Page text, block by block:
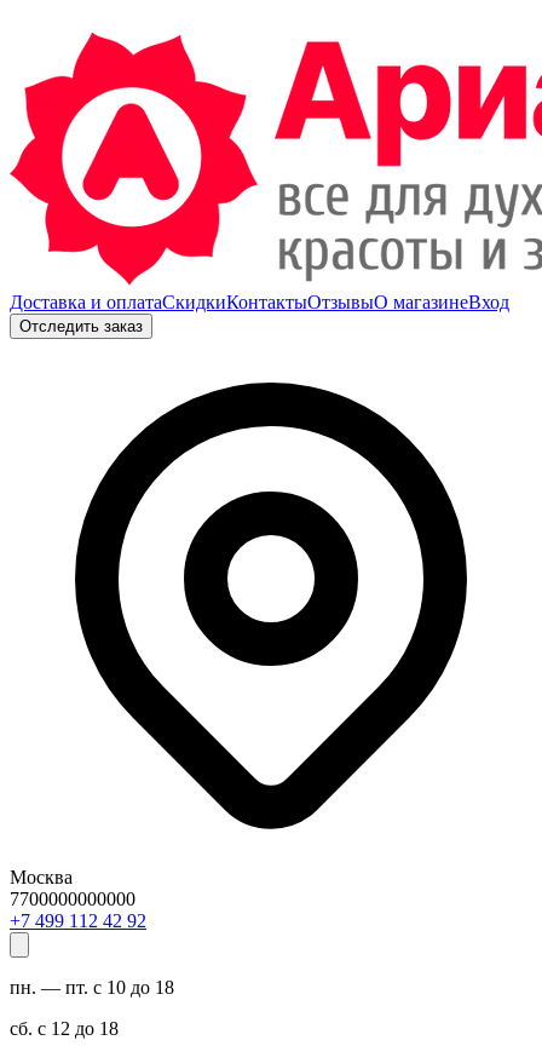
Доставка и оплатаСкидкиКонтактыОтзывыО магазинеВход
Отследить заказ
Москва
7700000000000
29 24 211 994 7+
пн. — пт. с 10 до 18
сб. с 12 до 18